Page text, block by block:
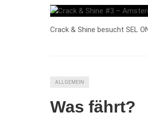
Crack & Shine besucht SEL
ALLGEMEIN
Was fährt?